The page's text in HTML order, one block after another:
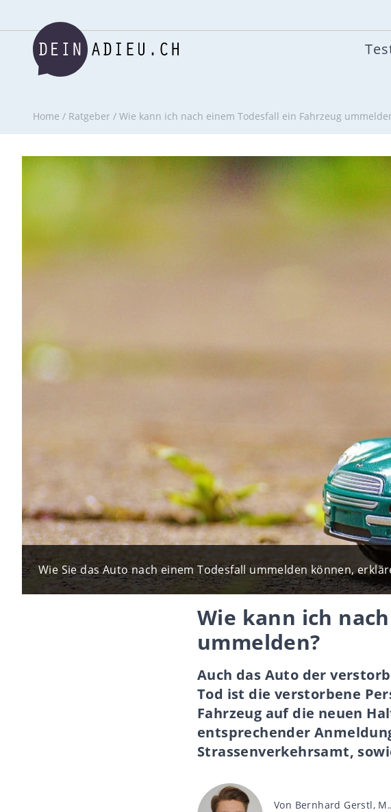
Home / Ratgeber / Wie kann ich nach einem Todesfall ein Fahrzeug
Wie Sie das Auto nach einem Todesfall ummelden können,
Wie kann ich
ummelden?
Auch das Auto der
Tod ist die verstorbene
Fahrzeug auf die neuen
entsprechender
Strassenverkehrsamt,
Beitragsautor
Von Bernhard Gerstl,